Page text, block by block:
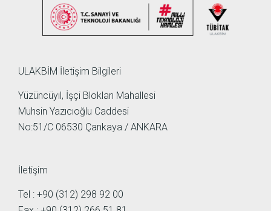
ULAKBİM İletişim Bilgileri
Yüzüncüyıl, İşçi Blokları Mahallesi
Muhsin Yazıcıoğlu Caddesi
No:51/C 06530 Çankaya / ANKARA
İletişim
Tel : +90 (312) 298 92 00